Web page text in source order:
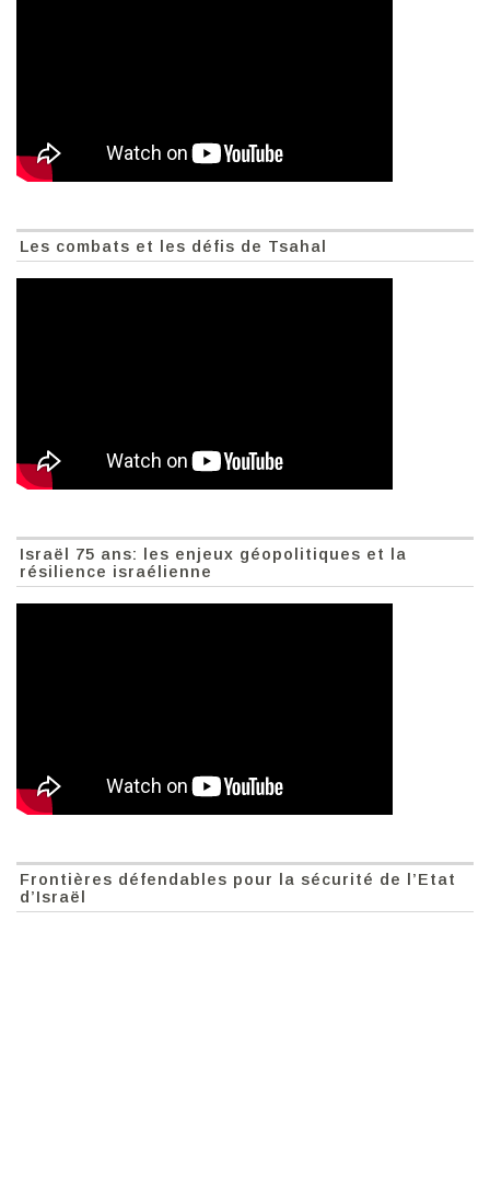
Les combats et les défis de Tsahal
Israël 75 ans: les enjeux géopolitiques et la
résilience israélienne
Frontières défendables pour la sécurité de l’Etat
d’Israël